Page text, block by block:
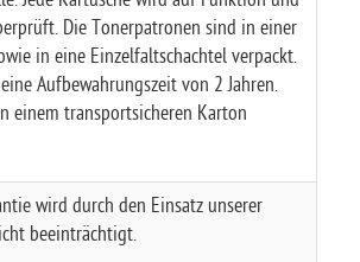
Die Tonerpatronen sind in einer
in eine Einzelfaltschachtel verpackt.
Aufbewahrungszeit von 2 Jahren.
einem transportsicheren Karton
wird durch den Einsatz unserer
beeinträchtigt.